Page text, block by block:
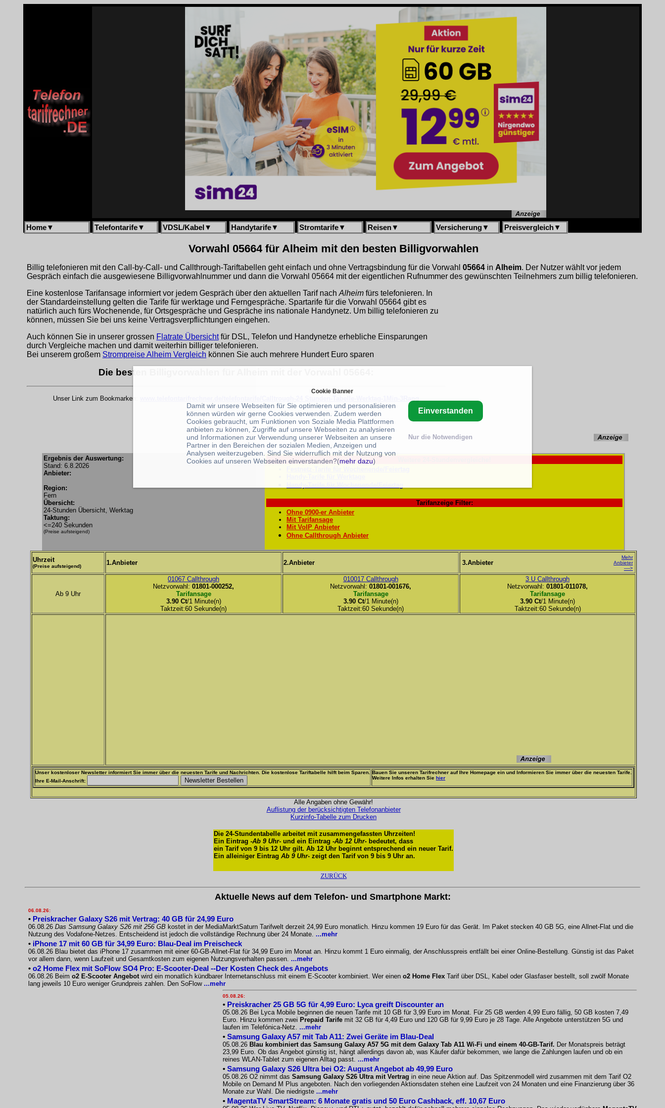
Home▼ Telefontarife▼ VDSL/Kabel ▼ Handytarife▼ Stromtarife▼ Reisen▼ Versicherung▼ Preisvergleich▼
Vorwahl 05664 für Alheim mit den besten Billigvorwahlen
Billig telefonieren mit den Call-by-Call- und Callthrough-Tariftabellen geht einfach und ohne Vertragsbindung für die Vorwahl 05664 in Alheim. Der Nutzer wählt vor jedem
Gespräch einfach die ausgewiesene Billigvorwahlnummer und dann die Vorwahl 05664 mit der eigentlichen Rufnummer des gewünschten Teilnehmers zum billig telefonieren.
Eine kostenlose Tarifansage informiert vor jedem Gespräch über den aktuellen Tarif nach Alheim fürs telefonieren. In
der Standardeinstellung gelten die Tarife für werktage und Ferngespräche. Spartarife für die Vorwahl 05664 gibt es
natürlich auch fürs Wochenende, für Ortsgespräche und Gespräche ins nationale Handynetz. Um billig telefonieren zu
können, müssen Sie bei uns keine Vertragsverpflichtungen eingehen.
Auch können Sie in unserer grossen Flatrate Übersichtfür DSL, Telefon und Handynetze erhebliche Einsparungen
durch Vergleiche machen und damit weiterhin billiger telefonieren.
Bei unserem großem Strompreise Alheim Vergleich können Sie auch mehrere Hundert Euro sparen
Die besten Billigvorwahlen für Alheim mit der Vorwahl 05664:
Unser Link zum Bookmarken:
Ergebnis der Auswertung:
Stand: 6.8.2026
Anbieter:
Region:
Fern
Übersicht:
24-Stunden Übersicht, Werktag
Taktung:
<=240 Sekunden
(Preise aufsteigend)
Tarifanzeige Filter:
Ohne 0900-er Anbieter
Mit Tarifansage
Mit VoIP Anbieter
Ohne Callthrough Anbieter
Uhrzeit
(Preise aufsteigend) 1.Anbieter 2.Anbieter 3.Anbieter
Mehr
Anbieter
---->
Ab 9 Uhr
01067 Callthrough
Netzvorwahl: 01801-000252,
Tarifansage
3.90 Ct/1 Minute(n)
Taktzeit:60 Sekunde(n)
010017 Callthrough
Netzvorwahl: 01801-001676,
Tarifansage
3.90 Ct/1 Minute(n)
Taktzeit:60 Sekunde(n)
3 U Callthrough
Netzvorwahl: 01801-011078,
Tarifansage
3.90 Ct/1 Minute(n)
Taktzeit:60 Sekunde(n)
Unser kostenloser Newsletter informiert Sie immer über die neuesten Tarife und Nachrichten. Die kostenlose Tariftabelle hilft beim Sparen.
Ihre E-Mail-Anschrift:
Bauen Sie unseren Tarifrechner auf Ihre Homepage ein und Informieren Sie immer über die neuesten Tarife.
Weitere Infos erhalten Sie hier
Alle Angaben ohne Gewähr!
Auflistung der berücksichtigten Telefonanbieter
Kurzinfo-Tabelle zum Drucken
Die 24-Stundentabelle arbeitet mit zusammengefassten Uhrzeiten!
Ein Eintrag -Ab 9 Uhr- und ein Eintrag -Ab 12 Uhr- bedeutet, dass
ein Tarif von 9 bis 12 Uhr gilt. Ab 12 Uhr beginnt entsprechend ein neuer Tarif.
Ein alleiniger Eintrag Ab 9 Uhr- zeigt den Tarif von 9 bis 9 Uhr an.
ZURÜCK
Aktuelle News auf dem Telefon- und Smartphone Markt:
06.08.26:
• Preiskracher Galaxy S26 mit Vertrag: 40 GB für 24,99 Euro
06.08.26 Das Samsung Galaxy S26 mit 256 GB kostet in der MediaMarktSaturn Tarifwelt derzeit 24,99 Euro monatlich. Hinzu kommen 19 Euro für das Gerät. Im Paket stecken 40 GB 5G, eine Allnet-Flat und die
Nutzung des Vodafone-Netzes. Entscheidend ist jedoch die vollständige Rechnung über 24 Monate. ...mehr
• iPhone 17 mit 60 GB für 34,99 Euro: Blau-Deal im Preischeck
06.08.26 Blau bietet das iPhone 17 zusammen mit einer 60-GB-Allnet-Flat für 34,99 Euro im Monat an. Hinzu kommt 1 Euro einmalig, der Anschlusspreis entfällt bei einer Online-Bestellung. Günstig ist das Paket
vor allem dann, wenn Laufzeit und Gesamtkosten zum eigenen Nutzungsverhalten passen. ...mehr
• o2 Home Flex mit SoFlow SO4 Pro: E-Scooter-Deal --Der Kosten Check des Angebots
06.08.26 Beim o2 E-Scooter Angebotwird ein monatlich kündbarer Internetanschluss mit einem E-Scooter kombiniert. Wer einen o2 Home Flex Tarif über DSL, Kabel oder Glasfaser bestellt, soll zwölf Monate
lang jeweils 10 Euro weniger Grundpreis zahlen. Den SoFlow ...mehr
05.08.26:
• Preiskracher 25 GB 5G für 4,99 Euro: Lyca greift Discounter an
05.08.26 Bei Lyca Mobile beginnen die neuen Tarife mit 10 GB für 3,99 Euro im Monat. Für 25 GB werden 4,99 Euro fällig, 50 GB kosten 7,49
Euro. Hinzu kommen zwei Prepaid Tarife mit 32 GB für 4,49 Euro und 120 GB für 9,99 Euro je 28 Tage. Alle Angebote unterstützen 5G und
laufen im Telefónica-Netz. ...mehr
• Samsung Galaxy A57 mit Tab A11: Zwei Geräte im Blau-Deal
05.08.26 Blau kombiniert das Samsung Galaxy A57 5G mit dem Galaxy Tab A11 Wi-Fi und einem 40-GB-Tarif. Der Monatspreis beträgt
23,99 Euro. Ob das Angebot günstig ist, hängt allerdings davon ab, was Käufer dafür bekommen, wie lange die Zahlungen laufen und ob ein
reines WLAN-Tablet zum eigenen Alltag passt. ...mehr
• Samsung Galaxy S26 Ultra bei O2: August Angebot ab 49,99 Euro
05.08.26 O2 nimmt das Samsung Galaxy S26 Ultra mit Vertrag in eine neue Aktion auf. Das Spitzenmodell wird zusammen mit dem Tarif O2
Mobile on Demand M Plus angeboten. Nach den vorliegenden Aktionsdaten stehen eine Laufzeit von 24 Monaten und eine Finanzierung über 36
Monate zur Wahl. Die niedrigste ...mehr
• MagentaTV SmartStream: 6 Monate gratis und 50 Euro Cashback, eff. 10,67 Euro
Cookie Banner
Damit wir unsere Webseiten für Sie optimieren und personalisieren
können würden wir gerne Cookies verwenden. Zudem werden
Cookies gebraucht, um Funktionen von Soziale Media Plattformen
anbieten zu können, Zugriffe auf unsere Webseiten zu analysieren
und Informationen zur Verwendung unserer Webseiten an unsere
Partner in den Bereichen der sozialen Medien, Anzeigen und
Analysen weiterzugeben. Sind Sie widerruflich mit der Nutzung von
Cookies auf unseren Webseiten einverstanden?(mehr dazu)
Einverstanden
Nur die Notwendigen